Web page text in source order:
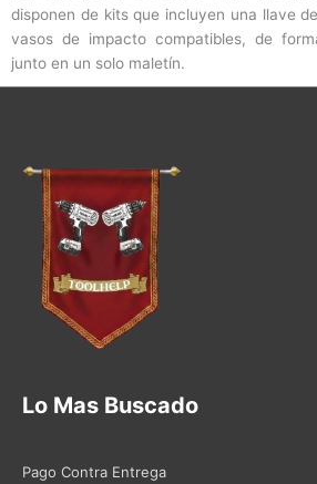
disponen de kits que incluyen una llave
vasos de impacto compatibles, de
junto en un solo maletín.
Lo Mas Buscado
Pago Contra Entrega